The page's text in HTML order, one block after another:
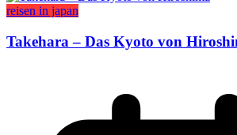
reisen in japan
Takehara – Das Kyoto von